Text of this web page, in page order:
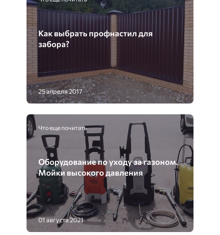
Как выбрать профнастил для
забора?
25 апреля 2017
Что еще почитать
Оборудование по уходу за газоном.
Мойки высокого давления
01 августа 2021